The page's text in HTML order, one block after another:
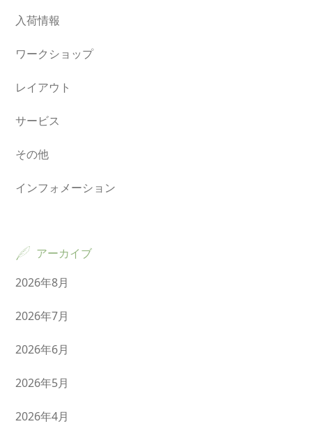
入荷情報
ワークショップ
レイアウト
サービス
その他
インフォメーション
アーカイブ
2026年8月
2026年7月
2026年6月
2026年5月
2026年4月